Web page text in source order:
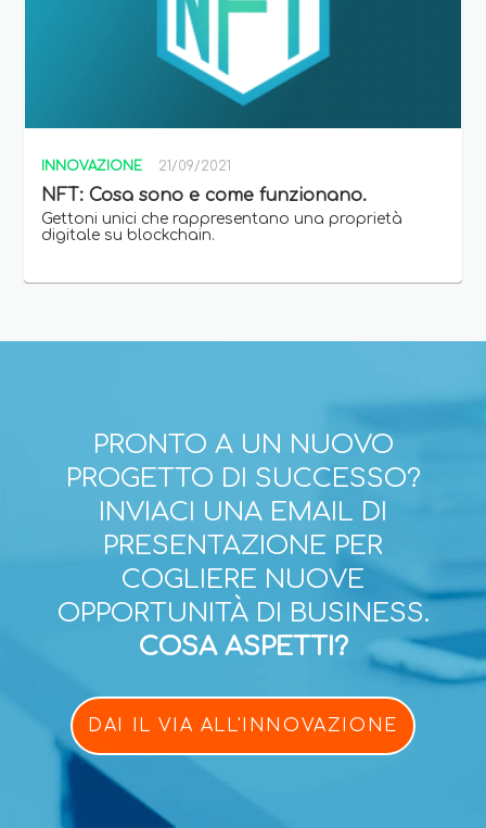
INNOVAZIONE 21/09/2021
NFT: Cosa sono e come funzionano.
Gettoni unici che rappresentano una proprietà
digitale su blockchain.
PRONTO A UN NUOVO
PROGETTO DI SUCCESSO?
INVIACI UNA EMAIL DI
PRESENTAZIONE PER
COGLIERE NUOVE
OPPORTUNITÀ DI BUSINESS.
COSA ASPETTI?
DAI IL VIA ALL'INNOVAZIONE